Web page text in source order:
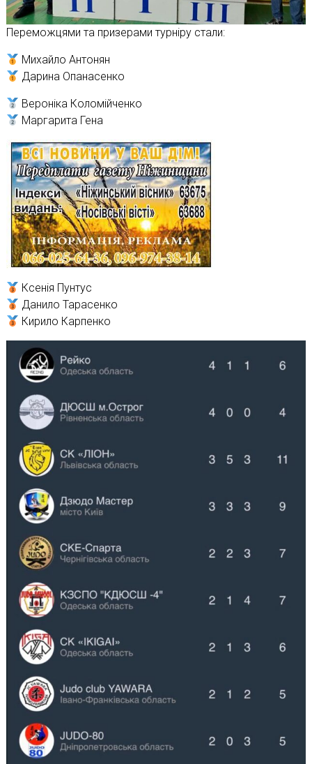
Переможцями та призерами турніру стали:
Михайло Антонян
Дарина Опанасенко
Вероніка Коломійченко
Маргарита Гена
Ксенія Пунтус
Данило Тарасенко
Кирило Карпенко